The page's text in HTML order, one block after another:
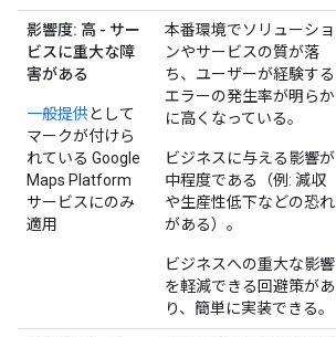
影響度: 高 - サー
ビスに重大な障
害がある
一般提供として
マークが付けら
れている Google
Maps Platform
サービスにのみ
適用
本番環境でソリューショ
ンやサービスの質が落
ち、ユーザーが経験する
エラーの発生率が明らか
に高くなっている。
ビジネスに与える影響が
中程度である（例: 減収
や生産性低下などの恐れ
がある）。
ビジネスへの重大な影響
を軽減できる回避策があ
り、簡単に実装できる。